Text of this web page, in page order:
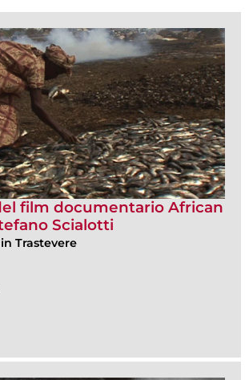
film documentario African
Scialotti
Trastevere